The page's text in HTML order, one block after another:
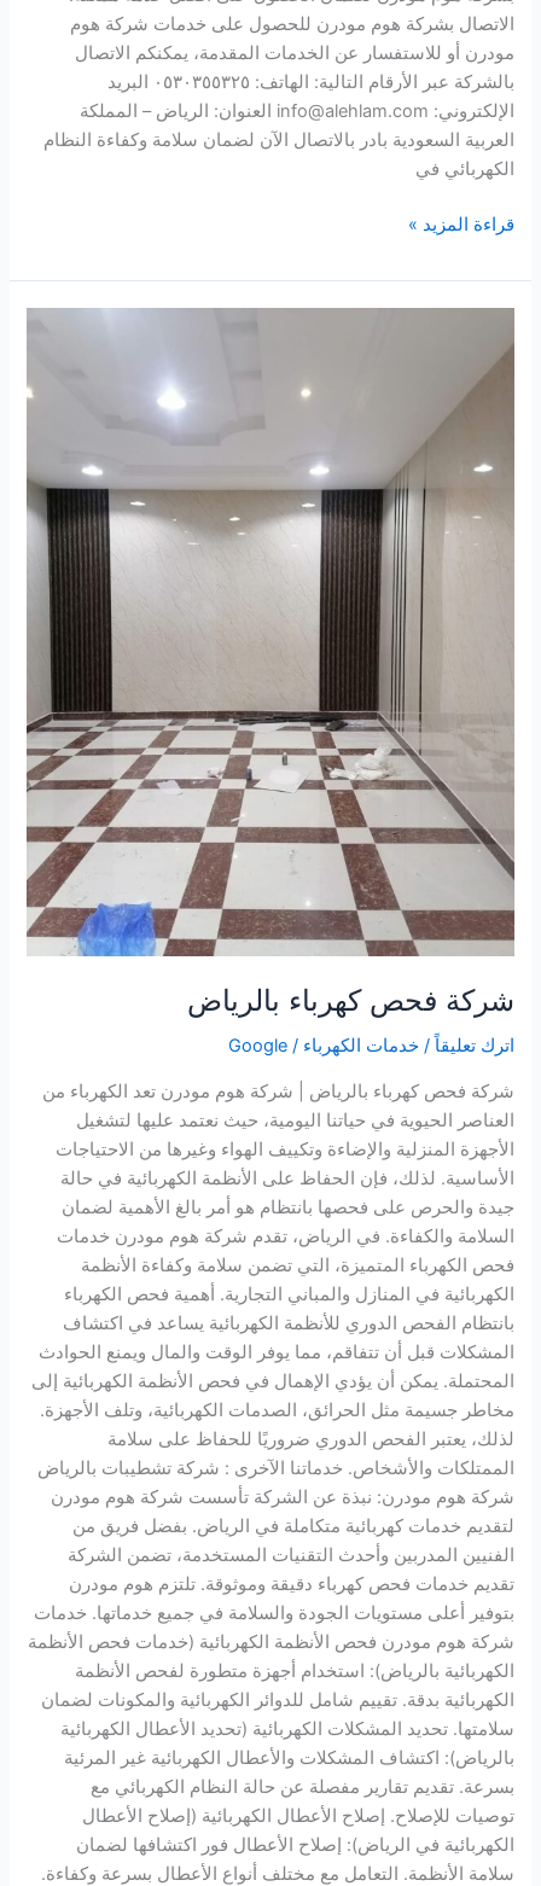
الاتصال بشركة هوم مودرن للحصول على خدمات شركة هوم
مودرن أو للاستفسار عن الخدمات المقدمة، يمكنكم الاتصال
بالشركة عبر الأرقام التالية: الهاتف: ٠٥٣٠٣٥٥٣٢٥ البريد
الإلكتروني: info@alehlam.com العنوان: الرياض – المملكة
العربية السعودية بادر بالاتصال الآن لضمان سلامة وكفاءة النظام
الكهربائي في
قراءة المزيد »
شركة فحص كهرباء بالرياض
اترك تعليقاً / خدمات الكهرباء/
Google
شركة فحص كهرباء بالرياض | شركة هوم مودرن تعد الكهرباء من
العناصر الحيوية في حياتنا اليومية، حيث نعتمد عليها لتشغيل
الأجهزة المنزلية والإضاءة وتكييف الهواء وغيرها من الاحتياجات
الأساسية. لذلك، فإن الحفاظ على الأنظمة الكهربائية في حالة
جيدة والحرص على فحصها بانتظام هو أمر بالغ الأهمية لضمان
السلامة والكفاءة. في الرياض، تقدم شركة هوم مودرن خدمات
فحص الكهرباء المتميزة، التي تضمن سلامة وكفاءة الأنظمة
الكهربائية في المنازل والمباني التجارية. أهمية فحص الكهرباء
بانتظام الفحص الدوري للأنظمة الكهربائية يساعد في اكتشاف
المشكلات قبل أن تتفاقم، مما يوفر الوقت والمال ويمنع الحوادث
المحتملة. يمكن أن يؤدي الإهمال في فحص الأنظمة الكهربائية إلى
مخاطر جسيمة مثل الحرائق، الصدمات الكهربائية، وتلف الأجهزة.
لذلك، يعتبر الفحص الدوري ضروريًا للحفاظ على سلامة
الممتلكات والأشخاص. خدماتنا الآخرى : شركة تشطيبات بالرياض
شركة هوم مودرن: نبذة عن الشركة تأسست شركة هوم مودرن
لتقديم خدمات كهربائية متكاملة في الرياض. بفضل فريق من
الفنيين المدربين وأحدث التقنيات المستخدمة، تضمن الشركة
تقديم خدمات فحص كهرباء دقيقة وموثوقة. تلتزم هوم مودرن
بتوفير أعلى مستويات الجودة والسلامة في جميع خدماتها. خدمات
شركة هوم مودرن فحص الأنظمة الكهربائية (خدمات فحص الأنظمة
الكهربائية بالرياض): استخدام أجهزة متطورة لفحص الأنظمة
الكهربائية بدقة. تقييم شامل للدوائر الكهربائية والمكونات لضمان
سلامتها. تحديد المشكلات الكهربائية (تحديد الأعطال الكهربائية
بالرياض): اكتشاف المشكلات والأعطال الكهربائية غير المرئية
بسرعة. تقديم تقارير مفصلة عن حالة النظام الكهربائي مع
توصيات للإصلاح. إصلاح الأعطال الكهربائية (إصلاح الأعطال
الكهربائية في الرياض): إصلاح الأعطال فور اكتشافها لضمان
سلامة الأنظمة. التعامل مع مختلف أنواع الأعطال بسرعة وكفاءة.
فحص
كهرباء